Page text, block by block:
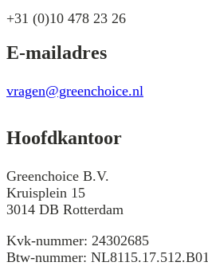
+31 (0)10 478 23 26
E-mailadres
vragen@greenchoice.nl
Hoofdkantoor
Greenchoice B.V.
Kruisplein 15
3014 DB Rotterdam
Kvk-nummer: 24302685
Btw-nummer: NL8115.17.512.B01